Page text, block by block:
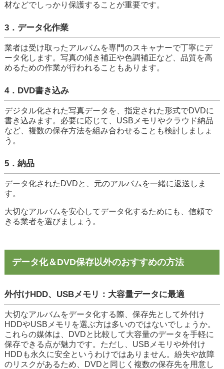
材などでしっかり保護することが重要です。
3．データ化作業
業者は受け取ったアルバムを専門のスキャナーで丁寧にデ
ータ化します。写真の傾き補正や色調補正など、品質を高
めるための作業が行われることもあります。
4．DVD書き込み
デジタル化された写真データを、指定された形式でDVDに
書き込みます。必要に応じて、USBメモリやクラウド納品
など、複数の保存方法を組み合わせることも検討しましょ
う。
5．納品
データ化されたDVDと、元のアルバムを一緒に返送しま
す。
大切なアルバムを安心してデータ化するためにも、信頼で
きる業者を選びましょう。
データ化＆DVD保存以外のおすすめの方法
外付けHDD、USBメモリ：大容量データに最適
大切なアルバムをデータ化する際、保存先として外付け
HDDやUSBメモリを選ぶ方は多いのではないでしょうか。
これらの媒体は、DVDと比較して大容量のデータを手軽に
保存できる点が魅力です。ただし、USBメモリや外付け
HDDも永久に安全というわけではありません。紛失や故障
のリスクがあるため、DVDと同じく複数の保存先を用意し